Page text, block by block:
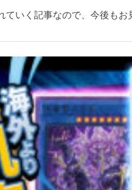
ていく記事なので、今後もお